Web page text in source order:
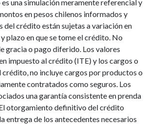
una simulación meramente referencial y
en pesos chilenos informados y
del crédito están sujetas a variación en
plazo en que se tome el crédito. No
gracia o pago diferido. Los valores
impuesto al crédito (ITE) y los cargos o
no incluye cargos por productos o
contratados como seguros. Los
una garantía consistente en prenda
otorgamiento definitivo del crédito
entrega de los antecedentes necesarios